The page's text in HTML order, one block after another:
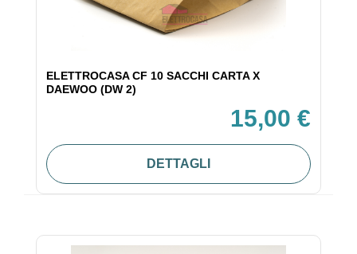
ELETTROCASA CF 10 SACCHI CARTA X
DAEWOO (DW 2)
15,00 €
DETTAGLI